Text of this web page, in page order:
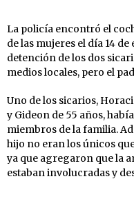
La policía encontró el
de las mujeres el día 14
detención de los dos
medios locales, pero el
Uno de los sicarios,
y Gideon de 55 años,
miembros de la familia.
hijo no eran los únicos
ya que agregaron que la
estaban involucradas y